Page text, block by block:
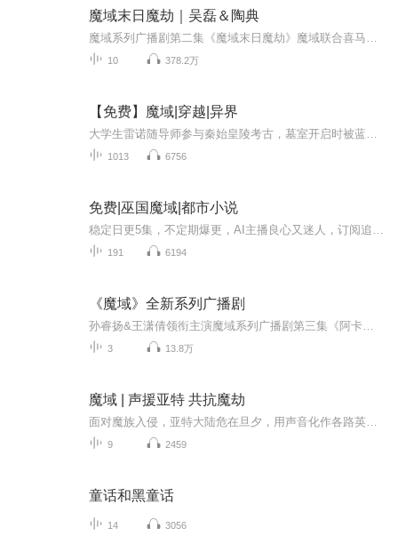
魔域末日魔劫｜吴磊＆陶典
10 378.2万
【免费】魔域|穿越|异界
1013 6756
免费|巫国魔域|都市小说
191 6194
《魔域》全新系列广播剧
3 13.8万
魔域 | 声援亚特 共抗魔劫
9 2459
童话和黑童话
14 3056